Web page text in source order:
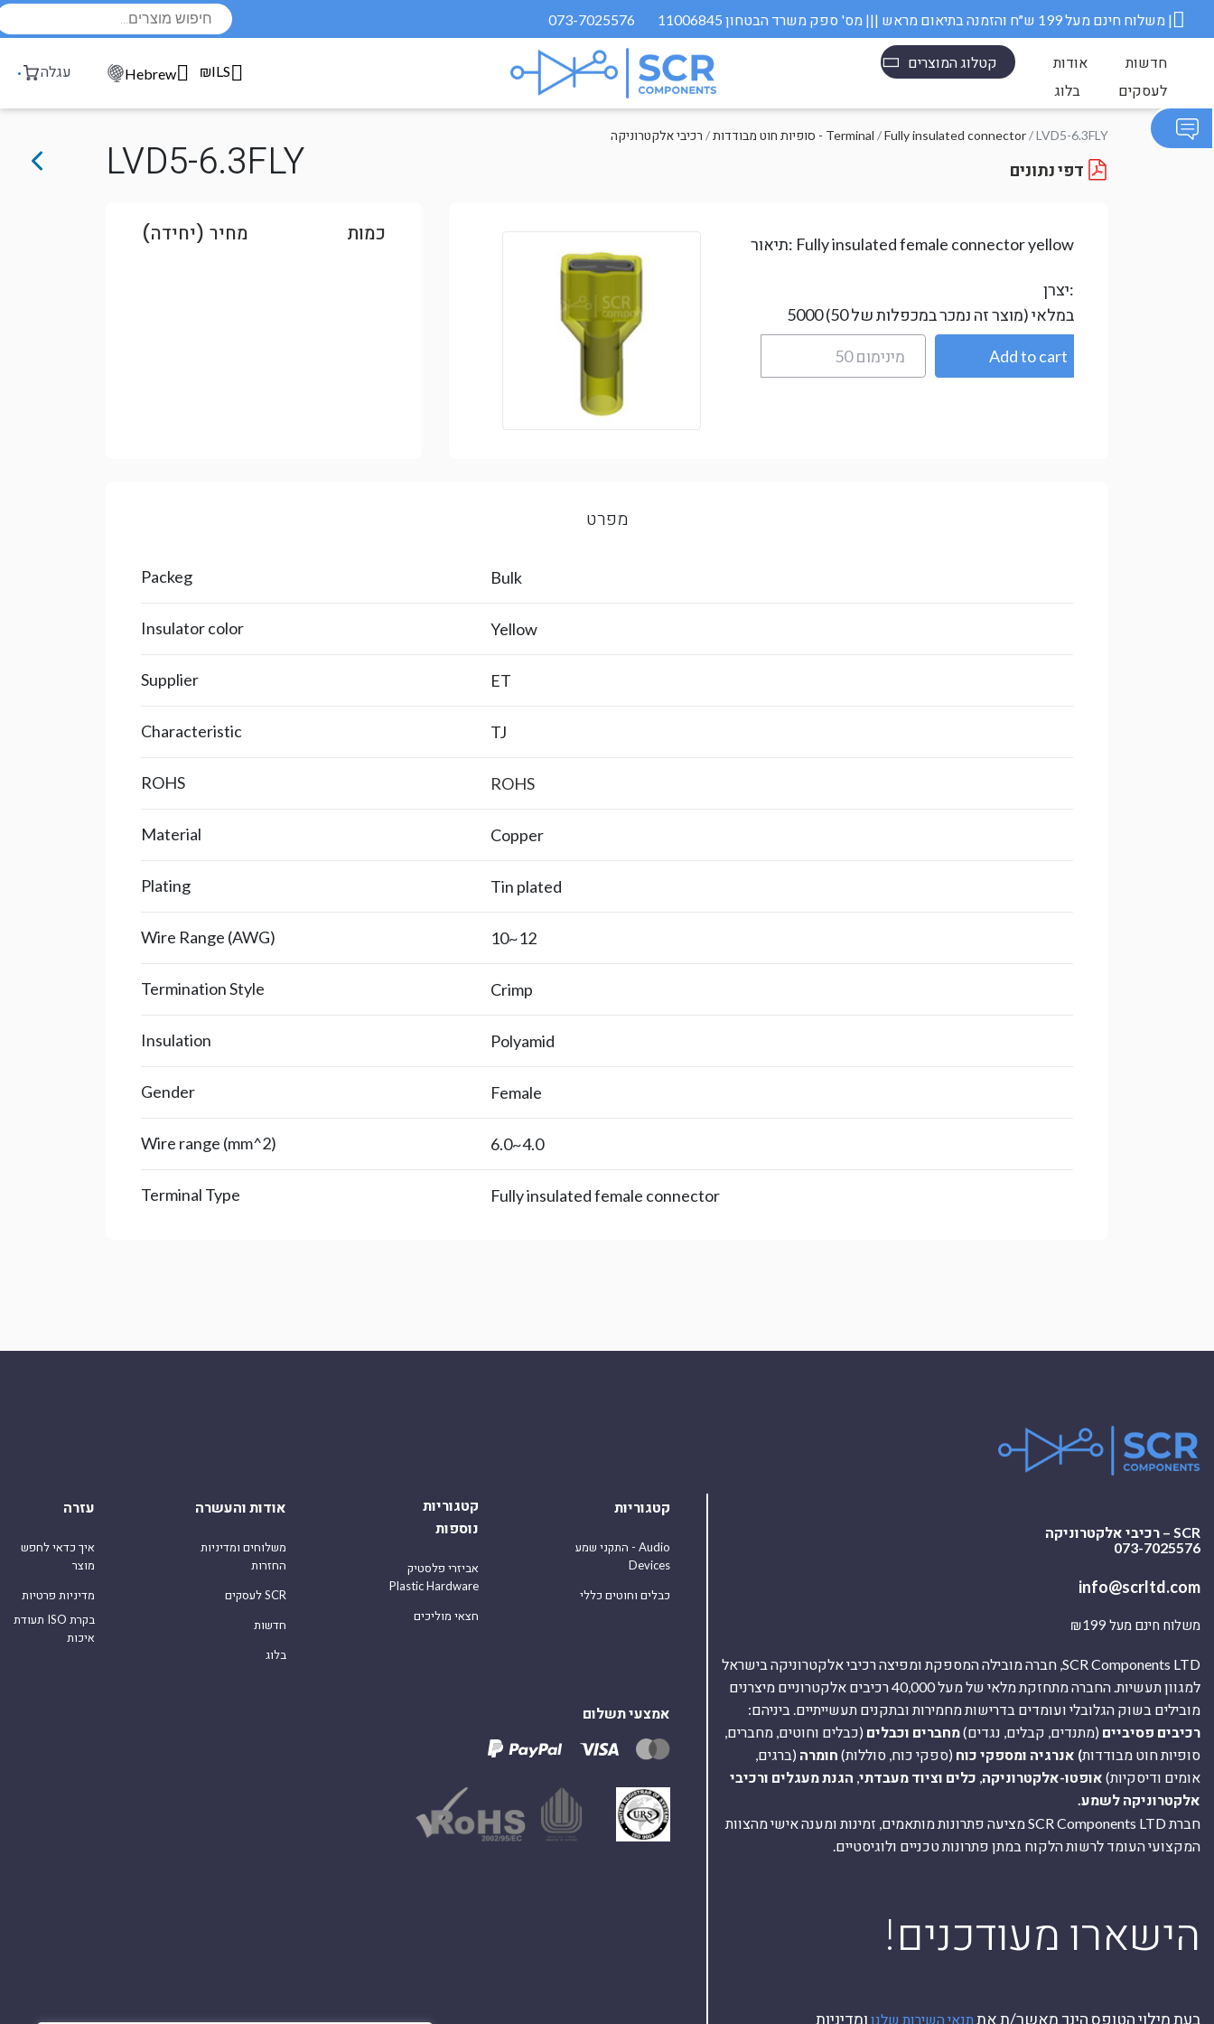
073-7025576 משלוח חינם מעל 199 ש״ח והזמנה בתיאום מראש ||| מס' ספק משרד הבטחון 11006845 |
קטלוג המוצרים אודות
חדשות
בלוג
לעסקים
עגלה Hebrew ₪ILS
רכיבי אלקטרוניקה / סופיות חוט מבודדות - Terminal /Fully insulated connector/ LVD5-6.3FLY
LVD5-6.3FLY
תיאור: Fully insulated female connector yellow
יצרן:
5000
במלאי(מוצר זה נמכר במכפלות של 50)
כמות מחיר (יחידה)
מפרט
Packeg Bulk
Insulator color Yellow
Supplier ET
Characteristic TJ
ROHS ROHS
Material Copper
Plating Tin plated
Wire Range (AWG) 12~10
Termination Style Crimp
Insulation Polyamid
Gender Female
Wire range (mm^2) 4.0~6.0
Terminal Type Fully insulated female connector
SCR – רכיבי אלקטרוניקה
073-7025576
info@scrltd.com
משלוח חינם מעל ₪199
SCR Components LTD, חברה מובילה המספקת ומפיצה רכיבי אלקטרוניקה בישראל
למגוון תעשיות. החברה מתחזקת מלאי של מעל 40,000 רכיבים אלקטרוניים מיצרנים
מובילים בשוק הגלובלי ועומדים בדרישות מחמירות ובתקנים תעשייתיים. ביניהם:
רכיבים פסיביים (מתנדים, קבלים, נגדים)מחברים וכבלים (כבלים וחוטים, מחברים,
סופיות חוט מבודדות) אנרגיה ומספקי כוח (ספקי כוח, סוללות) חומרה (ברגים,
אומים ודיסקיות) אופטו-אלקטרוניקה כלים וציוד מעבדתי הגנת מעגלים ורכיבי
אלקטרוניקה לשמע.
חברת SCR Components LTD מציעה פתרונות מותאמים, זמינות ומענה אישי מהצוות
המקצועי העומד לרשות הלקוח במתן פתרונות טכניים ולוגיסטיים.
!הישארו מעודכנים
בעת מילוי הטופס הינך מאשר/ת את תנאי השירות שלנו ומדיניות
קטגוריות
התקני שמע - Audio
Devices
כבלים וחוטים כללי
קטגוריות
נוספות
אביזרי פלסטיק
Plastic Hardware
חצאי מוליכים
אודות והעשרה
משלוחים ומדיניות
החזרות
לעסקים SCR
חדשות
בלוג
עזרה
איך כדאי לחפש
מוצר
מדיניות פרטיות
תעודת ISO בקרת
איכות
אמצעי תשלום